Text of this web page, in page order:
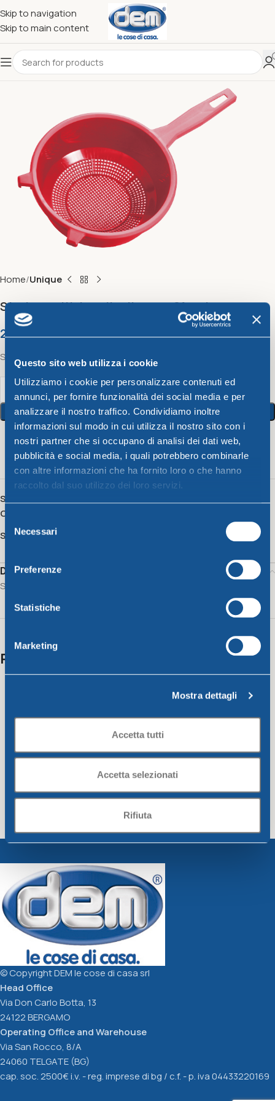
Questo sito web utilizza i cookie
Utilizziamo i cookie per personalizzare contenuti ed
annunci, per fornire funzionalità dei social media e per
analizzare il nostro traffico. Condividiamo inoltre
informazioni sul modo in cui utilizza il nostro sito con i
nostri partner che si occupano di analisi dei dati web,
pubblicità e social media, i quali potrebbero combinarle
con altre informazioni che ha fornito loro o che hanno
raccolto dal suo utilizzo dei loro servizi.
Selezione
delNecessari
Preferenze
Statistiche
Marketing
Mostra dettagli
Accetta tutti
Accetta selezionati
Rifiuta
Skip to navigation
Skip to main content
Home Unique
Strainer with handle diam.cm21 red
2,81€
Strainer with handle diam.cm21 red
Add To Cart
3 People watching this product now!
SKU:
Category:
Share:
Description
Strainer with handle diam.cm21 red
Related products
Colander diam. Cm26
3,21€
Add To Cart
Colander diam. Cm30
3,94
Add To Cart
© Copyright DEM le cose di casa srl
Head Office
Via Don Carlo Botta, 13
24122 BERGAMO
Operating Office and Warehouse
Via San Rocco, 8/A
24060 TELGATE (BG)
cap. soc. 2500€ i.v. - reg. imprese di bg / c.f. - p. iva 04433220169